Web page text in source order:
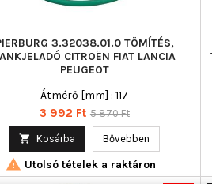
3.32038.01.0 TÖMÍTÉS,
CITROËN FIAT LANCIA
PEUGEOT
Átmérő [mm] : 117
Ár
3 992 Ft Normál
5 870 Ft
 Kosárba Bővebben
 Utolsó tételek a raktáron